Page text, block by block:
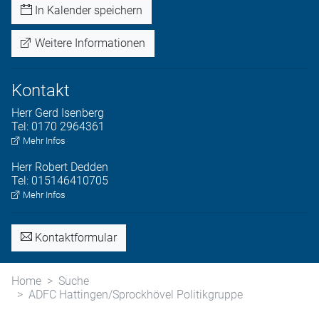
In Kalender speichern
Weitere Informationen
Kontakt
Herr Gerd Isenberg
Tel: 0170 2964361
Mehr Infos
Herr Robert Dedden
Tel: 015146410705
Mehr Infos
Kontaktformular
Home
Suche
ADFC Hattingen/Sprockhövel Politikgruppe